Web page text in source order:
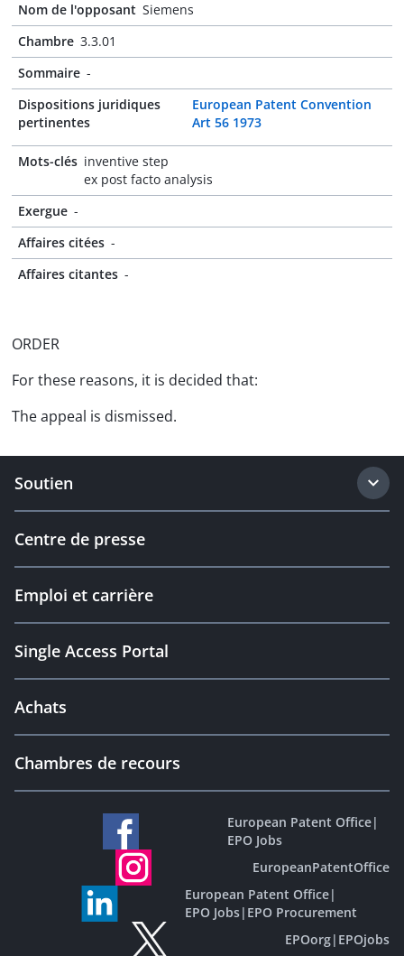
Nom de l'opposant Siemens
Chambre 3.3.01
Sommaire -
Dispositions juridiques
pertinentes
European Patent Convention
Art 56 1973
Mots-clés inventive step
ex post facto analysis
Exergue -
Affaires citées -
Affaires citantes -
ORDER
For these reasons, it is decided that:
The appeal is dismissed.
Soutien
Centre de presse
Emploi et carrière
Single Access Portal
Achats
Chambres de recours
European Patent Office|
EPO Jobs
EuropeanPatentOffice
European Patent Office|
EPO Jobs| EPO Procurement
EPOorg| EPOjobs